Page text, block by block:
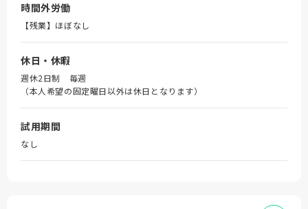
時間外労働
【残業】ほぼなし
休日・休暇
週休2日制 毎週
（本人希望の固定曜日以外は休日となります）
試用期間
なし